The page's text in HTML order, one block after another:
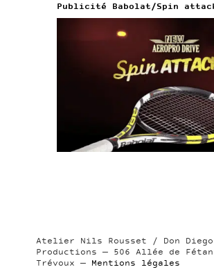
Publicité Babolat/Spin
Atelier Nils Rousset / Don Diego
Productions — 506 Allée de Fétan
Trévoux — Mentions légales